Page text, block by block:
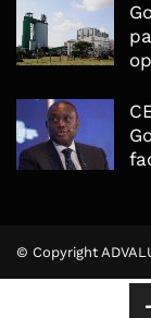
© Copyright